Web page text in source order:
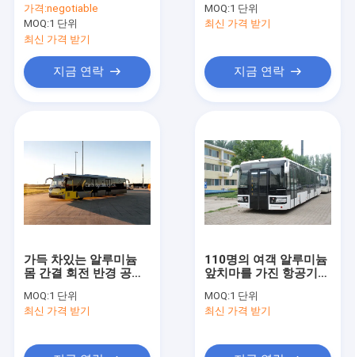
칩니다
가격:negotiable
MOQ:1 단위
최신 가격 받기
지금 연락
치마 버스
MOQ:1 단위
최신 가격 받기
지금 연락
가득 차있는 알루미늄
몸 간결 회전 반경 공항
스
MOQ:1 단위
최신 가격 받기
110명의 여객 알루미늄
앞치마를 가진 항공기
MOQ:1 단위
최신 가격 받기